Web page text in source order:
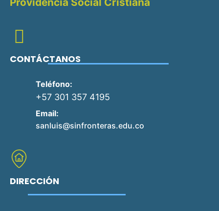
CONTÁCTANOS
Teléfono:
+57 301 357 4195
Email:
sanluis@sinfronteras.edu.co
DIRECCIÓN